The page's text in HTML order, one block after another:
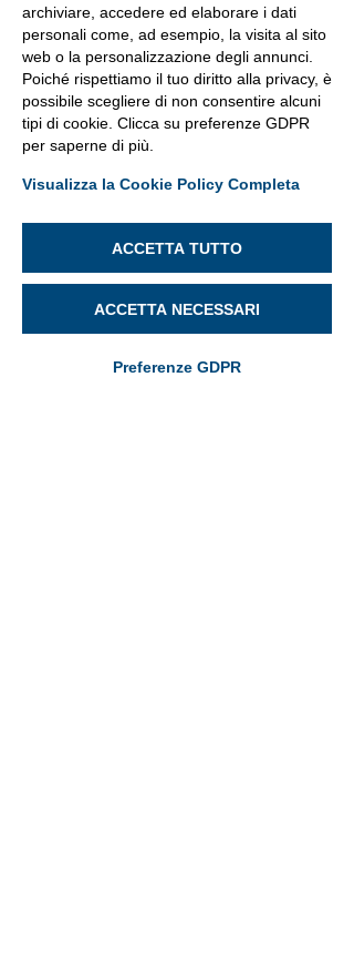
archiviare, accedere ed elaborare i dati
personali come, ad esempio, la visita al sito
web o la personalizzazione degli annunci.
Poiché rispettiamo il tuo diritto alla privacy, è
possibile scegliere di non consentire alcuni
tipi di cookie. Clicca su preferenze GDPR
per saperne di più.
Visualizza la Cookie Policy Completa
ACCETTA TUTTO
ACCETTA NECESSARI
Preferenze GDPR